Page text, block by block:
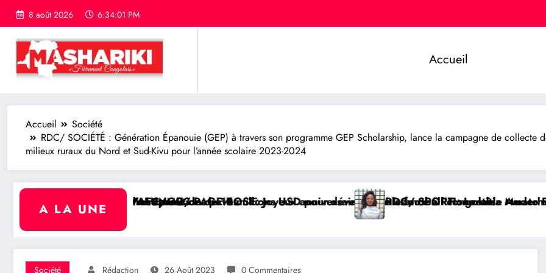
8 août 2026 6:34:02 PM
Accueil
Accueil
Société
RDC/ SOCIÉTÉ : Génération Épanouie (GEP) à travers son programme GEP Scholarship, lance la campagne de collecte
milieux ruraux du Nord et Sud-Kivu pour l’année scolaire 2023-2024
A LA UNE
16 millions USD pour développer le football congolais
ROSE: Joyeux anniversaire de naissance à l’Honorable Amato Bayubasire Mirindi, un modèle de
RDC/ SPORT : Laetitia Muderhwa nommée nouvelle secrétaire
AFRIQUE/
Société Rédaction 26 Août 2023 0 Commentaires